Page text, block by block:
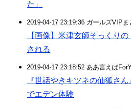
た」
2019-04-17 23:19:36 ガールズVIPま
【画像】米津玄師そっくり
される
2019-04-17 23:18:52 ああ言えば
『世話やきキツネの仙狐さ
でエデン体験